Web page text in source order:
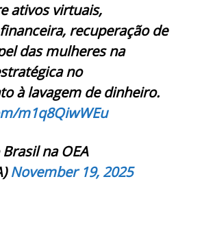
ativos virtuais,
recuperação de
das mulheres na
no
à lavagem de dinheiro.
m1q8QiwWEu
na OEA
November 19, 2025